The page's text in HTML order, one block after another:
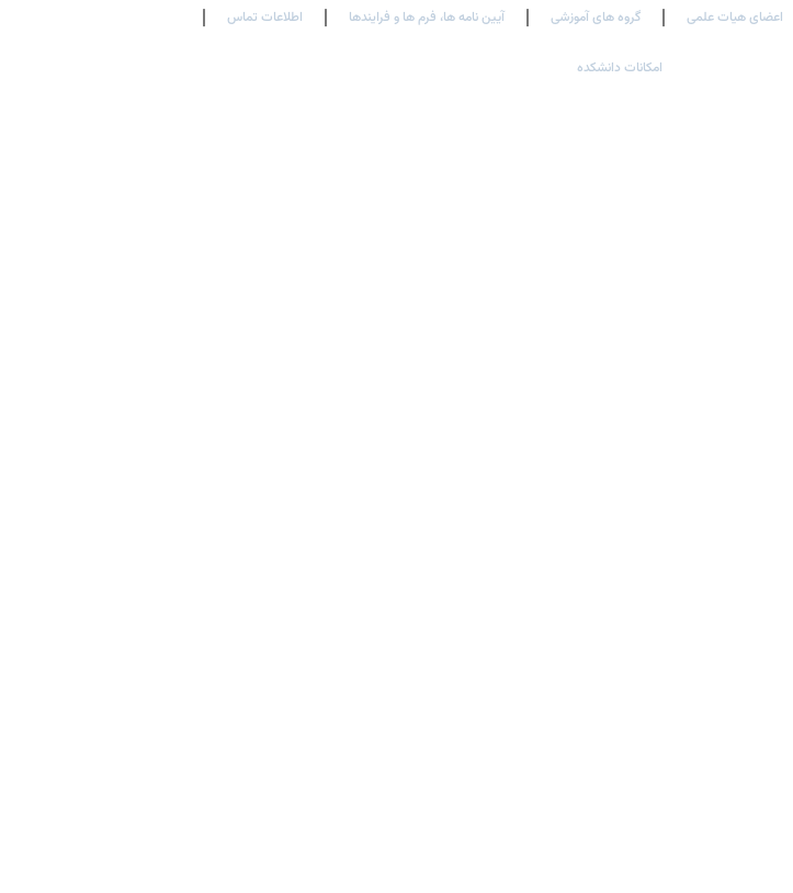
اعضای هیات علمی گروه های آموزشی آیین نامه ها، فرم ها و فرایندها اطلاعات تماس
امکانات دانشکده